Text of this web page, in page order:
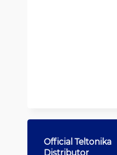
Official Teltonika
Distributor